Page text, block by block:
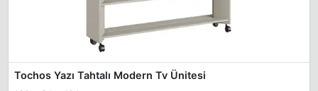
Tochos Yazı Tahtalı Modern Tv Ünitesi